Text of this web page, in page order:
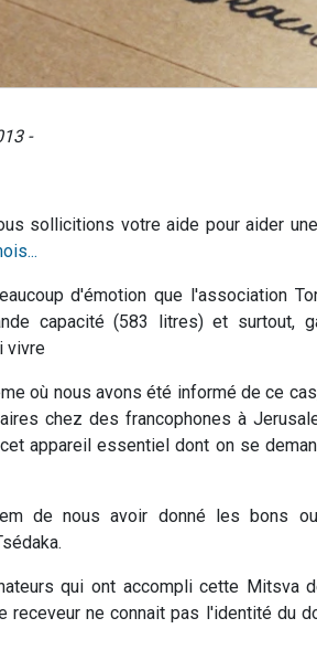
-
sollicitions votre aide pour aider
d'émotion que l'association
capacité (583 litres) et surtout,
vivre
où nous avons été informé de ce
chez des francophones à
appareil essentiel dont on se
de nous avoir donné les bons
qui ont accompli cette
receveur ne connait pas l'identité du